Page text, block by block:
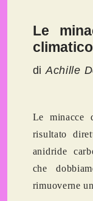
Le
climatico
diAchille
Le minacce
risultato
anidride
che
rimuoverne